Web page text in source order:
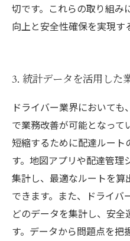
切です。これらの取り組み
向上と安全性確保を実現す
3. 統計データを活用した
ドライバー業界において
で業務改善が可能となって
短縮するために配達ルー
す。地図アプリや配達管理
集計し、最適なルートを
できます。また、ドライバ
どのデータを集計し、安
す。データから問題点を把